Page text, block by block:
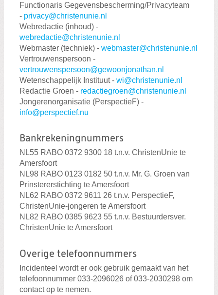
Functionaris Gegevensbescherming/Privacyteam
- privacy@christenunie.nl
Webredactie (inhoud) -
webredactie@christenunie.nl
Webmaster (techniek) - webmaster@christenunie.nl
Vertrouwenspersoon -
vertrouwenspersoon@gewoonjonathan.nl
Wetenschappelijk Instituut - wi@christenunie.nl
Redactie Groen - redactiegroen@christenunie.nl
Jongerenorganisatie (PerspectieF) -
info@perspectief.nu
Bankrekeningnummers
NL55 RABO 0372 9300 18 t.n.v. ChristenUnie te
Amersfoort
NL98 RABO 0123 0182 50 t.n.v. Mr. G. Groen van
Prinstererstichting te Amersfoort
NL62 RABO 0372 9611 26 t.n.v. PerspectieF,
ChristenUnie-jongeren te Amersfoort
NL82 RABO 0385 9623 55 t.n.v. Bestuurdersver.
ChristenUnie te Amersfoort
Overige telefoonnummers
Incidenteel wordt er ook gebruik gemaakt van het
telefoonnummer 033-2096026 of 033-2030298 om
contact op te nemen.